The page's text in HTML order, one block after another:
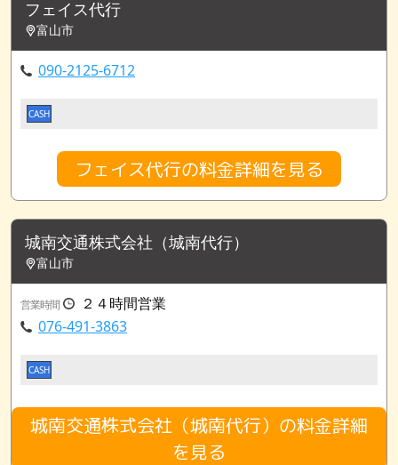
フェイス代行
富山市
090-2125-6712
CASH
フェイス代行の料金詳細を見る
城南交通株式会社（城南代行）
富山市
営業時間
２４時間営業
076-491-3863
CASH
城南交通株式会社（城南代行）の料金詳細
を見る